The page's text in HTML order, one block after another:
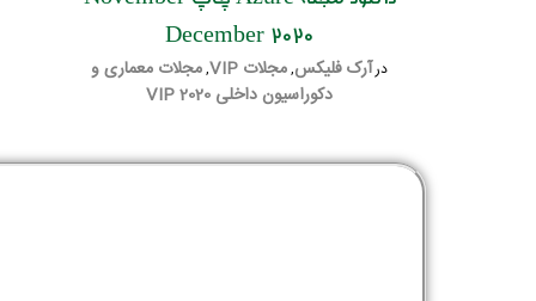
December 2020
درآرک فلیکس,مجلات VIP ,مجلات معماری و
دکوراسیون داخلی 2020 VIP